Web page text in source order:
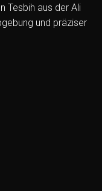
Tesbih aus der Ali
und präziser
Tesbih Ali